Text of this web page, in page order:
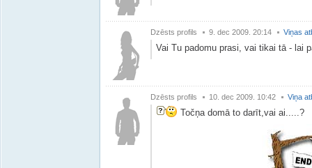
Dzēsts profils 9. dec 2009. 20:14 Viņas
Vai Tu padomu prasi, vai tikai tā - lai
Dzēsts profils 10. dec 2009. 10:42 Viņa
Točņa domā to darīt,vai ai.....?